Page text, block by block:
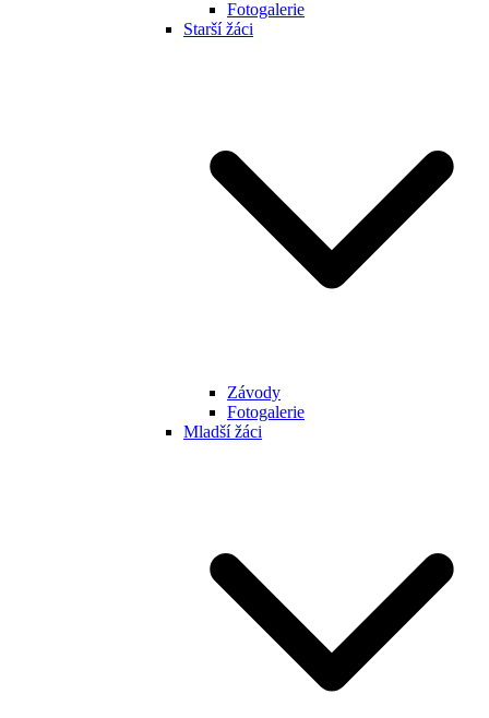
Fotogalerie
Starší žáci
Závody
Fotogalerie
Mladší žáci